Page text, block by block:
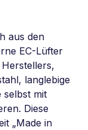
aus den
EC-Lüfter
langlebige
selbst mit
Diese
„Made in